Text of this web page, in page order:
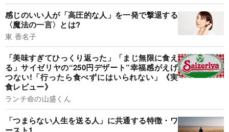
感じのいい人が「高圧的な人」を一発で撃退する
〈魔法の一言〉とは?
東 香名子
「美味すぎてひっくり返った」「まじ無限に食え
る」サイゼリヤの“250円デザート”幸福感がえげ
つない!「行ったら食べずにはいられない」《実
食レビュー》
ランチ命の山盛くん
「つまらない人生を送る人」に共通する特徴・ワ